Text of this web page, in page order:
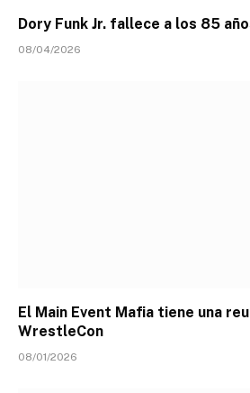
Dory Funk Jr. fallece a los 85
08/04/2026
El Main Event Mafia tiene una
WrestleCon
08/01/2026